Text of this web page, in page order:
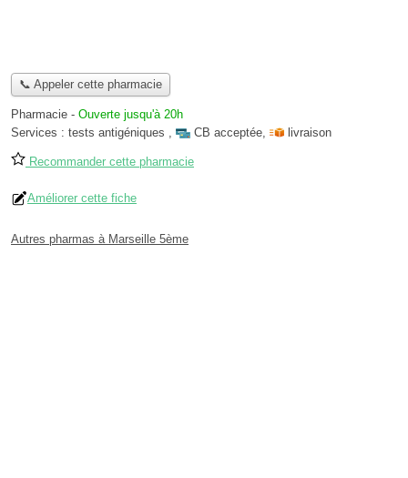
📞 Appeler cette pharmacie
Pharmacie - Ouverte jusqu'à 20h
Services : tests antigéniques , CB acceptée, livraison
Recommander cette pharmacie
Améliorer cette fiche
Autres pharmas à Marseille 5ème